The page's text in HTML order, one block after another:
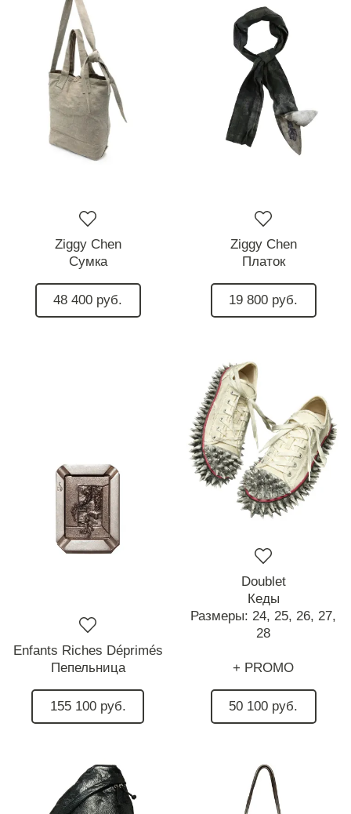
Ziggy Chen
Сумка
48 400 руб.
Ziggy Chen
Платок
19 800 руб.
Enfants Riches Déprimés
Пепельница
155 100 руб.
Doublet
Кеды
Размеры: 24, 25, 26, 27,
28
+ PROMO
50 100 руб.